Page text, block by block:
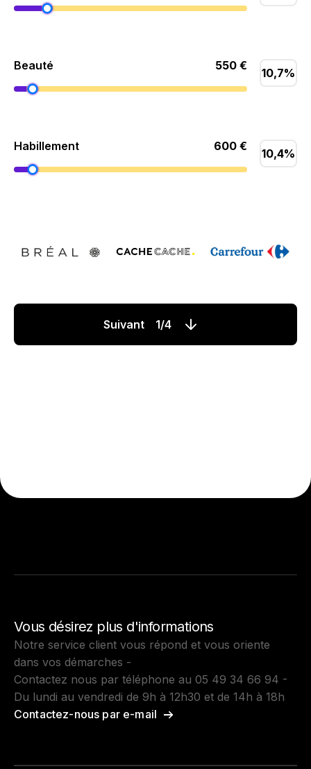
Beauté
10,7%
Habillement
10,4%
Suivant 1/4
Vous désirez plus d'informations
Notre service client vous répond et vous oriente
dans vos démarches -
Contactez nous par téléphone au 05 49 34 66 94 -
Du lundi au vendredi de 9h à 12h30 et de 14h à 18h
Contactez-nous par e-mail